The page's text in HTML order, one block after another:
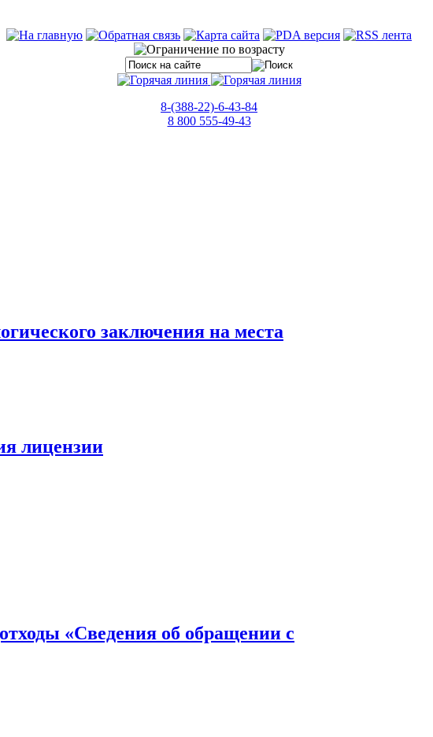
8-(388-22)-6-43-84
8 800 555-49-43
заключения на места
лицензии
«Сведения об обращении с